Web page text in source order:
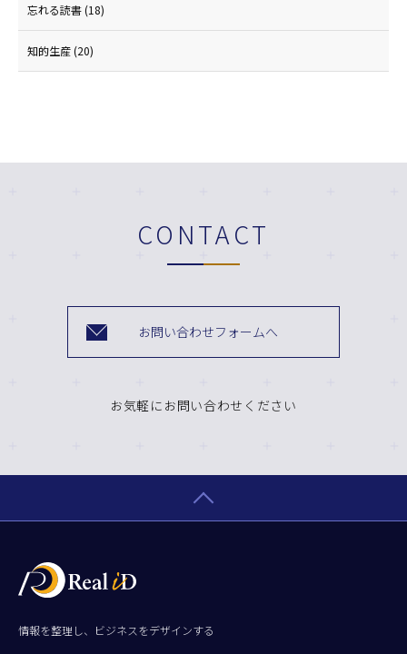
忘れる読書(18)
知的生産(20)
CONTACT
お問い合わせフォームへ
お気軽にお問い合わせください
情報を整理し、ビジネスをデザインする